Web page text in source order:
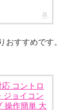
おすすめです。
コントロ
ジョイコン
操作簡単 大